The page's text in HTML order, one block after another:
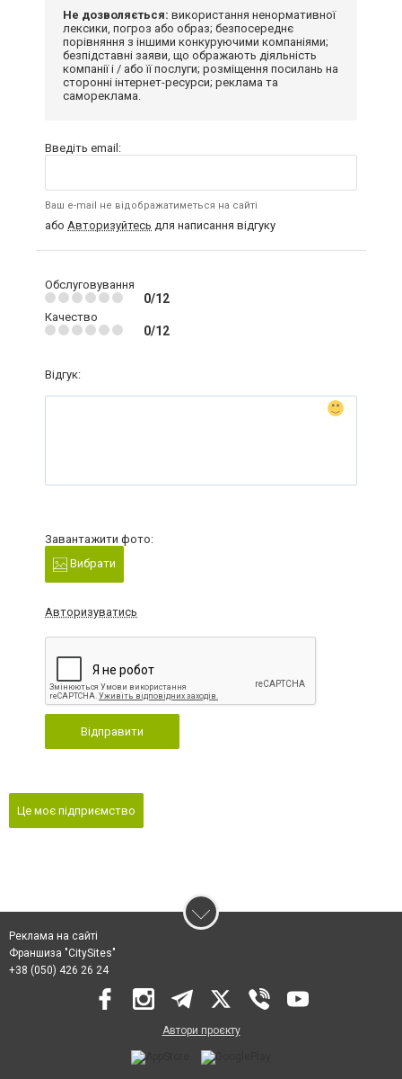
Не дозволяється: використання ненормативної
лексики, погроз або образ; безпосереднє
порівняння з іншими конкуруючими компаніями;
безпідставні заяви, що ображають діяльність
компанії і / або її послуги; розміщення посилань на
сторонні інтернет-ресурси; реклама та
самореклама.
Введіть email:
Ваш e-mail не відображатиметься на сайті
або Авторизуйтесь для написання відгуку
Обслуговування
0/12
Качество
0/12
Відгук:
Завантажити фото:
Вибрати
Авторизуватись
Відправити
Це моє підприємство
Реклама на сайті
Франшиза "CitySites"
+38 (050) 426 26 24
Автори проєкту